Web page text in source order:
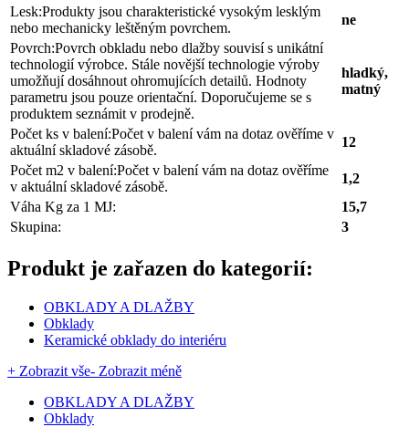
Lesk:Produkty jsou charakteristické vysokým lesklým
nebo mechanicky leštěným povrchem.
ne
Povrch:Povrch obkladu nebo dlažby souvisí s unikátní
technologií výrobce. Stále novější technologie výroby
umožňují dosáhnout ohromujících detailů. Hodnoty
parametru jsou pouze orientační. Doporučujeme se s
produktem seznámit v prodejně.
hladký,
matný
Počet ks v balení:Počet v balení vám na dotaz ověříme v
aktuální skladové zásobě.
12
Počet m2 v balení:Počet v balení vám na dotaz ověříme
v aktuální skladové zásobě.
1,2
Váha Kg za 1 MJ:
15,7
Skupina:
3
Produkt je zařazen do kategorií:
OBKLADY A DLAŽBY
Obklady
Keramické obklady do interiéru
+ Zobrazit vše- Zobrazit méně
OBKLADY A DLAŽBY
Obklady